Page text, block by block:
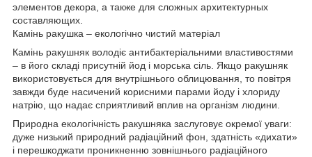
элементов декора, а также для сложных архитектурных
составляющих.
Камінь ракушка – екологічно чистий матеріал
Камінь ракушняк володіє антибактеріальними властивостями
– в його складі присутній йод і морська сіль. Якщо ракушняк
використовується для внутрішнього облицювання, то повітря
завжди буде насичений корисними парами йоду і хлориду
натрію, що надає сприятливий вплив на організм людини.
Природна екологічність ракушняка заслуговує окремої уваги:
дуже низький природний радіаційний фон, здатність «дихати»
і перешкоджати проникненню зовнішнього радіаційного